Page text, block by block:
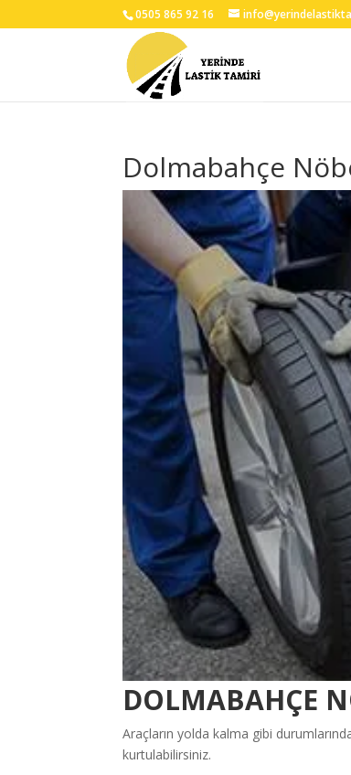
0505 865 92 16
Dolmabahçe
DOLMABAHÇE
Araçların yolda kalma gibi
kurtulabilirsiniz.